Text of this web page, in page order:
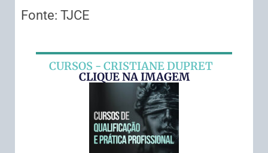
Fonte: TJCE
CURSOS - CRISTIANE DUPRET
CLIQUE NA IMAGEM